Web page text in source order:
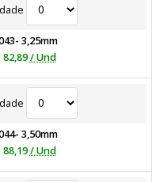
3,25mm
82,89 / Und
3,50mm
88,19 / Und